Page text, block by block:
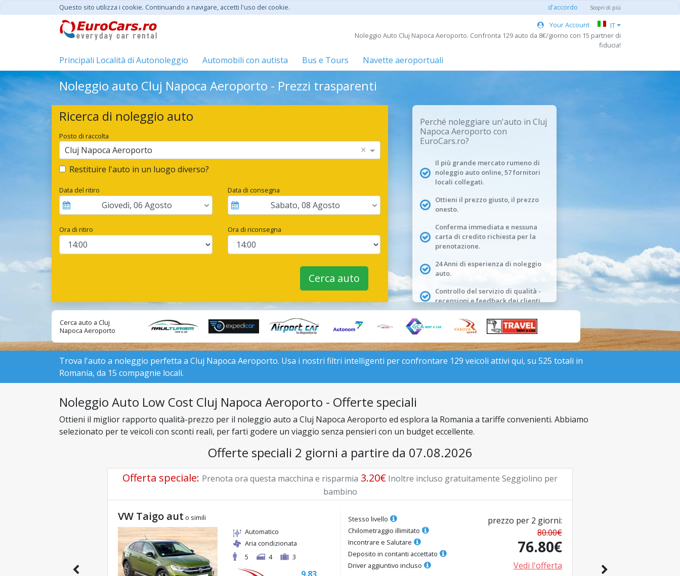
Questo sito utilizza i cookie. Continuando a navigare, accetti l'uso dei cookie. d'accordo Scopri di più
Your Account
IT
Noleggio Auto Cluj Napoca Aeroporto. Confronta 129 auto da 8€/giorno con 15 partner di
fiducia!
Principali Località di Autonoleggio Automobili con autista Bus e Tours Navette aeroportuali
Noleggio auto Cluj Napoca Aeroporto - Prezzi trasparenti
Ricerca di noleggio auto
Posto di raccolta
Cluj Napoca Aeroporto ×
Restituire l'auto in un luogo diverso?
Data del ritiro
Giovedì,06 Agosto
Data di consegna
Sabato, 08 Agosto
Ora di ritiro Ora di riconsegna
Cerca auto
Perché noleggiare un'auto in Cluj
Napoca Aeroporto con
EuroCars.ro?
Il più grande mercato rumeno di
noleggio auto online, 57 fornitori
locali collegati.
Ottieni il prezzo giusto, il prezzo
onesto.
Conferma immediata e nessuna
carta di credito richiesta per la
prenotazione.
24 Anni di esperienza di noleggio
auto.
Controllo del servizio di qualità -
recensioni e feedback dei clienti.
Cerca auto a Cluj
Napoca Aeroporto
Trova l'auto a noleggio perfetta a Cluj Napoca Aeroporto. Usa i nostri filtri intelligenti per confrontare 129 veicoli attivi qui, su 525 totali in
Romania, da 15 compagnie locali.
Noleggio Auto Low Cost Cluj Napoca Aeroporto - Offerte speciali
Ottieni il miglior rapporto qualità-prezzo per il noleggio auto a Cluj Napoca Aeroporto ed esplora la Romania a tariffe convenienti. Abbiamo
selezionato per te veicoli con sconti reali, per farti godere un viaggio senza pensieri con un budget eccellente.
Offerte speciali 2 giorni a partire da 07.08.2026
Offerta speciale: Prenota ora questa macchina e risparmia 3.20€ Inoltre incluso gratuitamente Seggiolino per
bambino
VW Taigo aut o simili
Automatico
Aria condizionata
5
4 3
Stesso livello
Chilometraggio illimitato
Incontrare e Salutare
Deposito in contanti accettato
Driver aggiuntivo incluso
prezzo per 2 giorni:
80.00€
76.80€
Vedi l'offerta